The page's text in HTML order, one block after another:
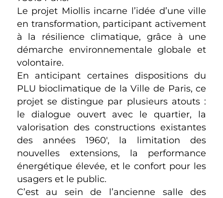
Le projet Miollis incarne l’idée d’une ville
en transformation, participant activement
à la résilience climatique, grâce à une
démarche environnementale globale et
volontaire.
En anticipant certaines dispositions du
PLU bioclimatique de la Ville de Paris, ce
projet se distingue par plusieurs atouts :
le dialogue ouvert avec le quartier, la
valorisation des constructions existantes
des années 1960′, la limitation des
nouvelles extensions, la performance
énergétique élevée, et le confort pour les
usagers et le public.
C’est au sein de l’ancienne salle des